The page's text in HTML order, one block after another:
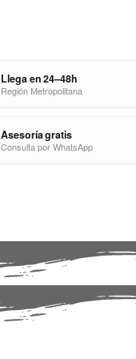
Llega en 24–48h
Región Metropolitana
Asesoría gratis
Consulta por WhatsApp